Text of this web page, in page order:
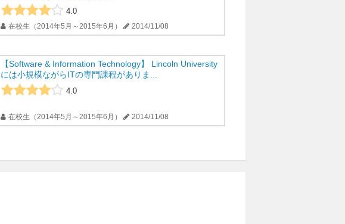
4.0
在校生（2014年5月～2015年6月） 2014/11/08
【Software & Information Technology】 Lincoln University
には小規模ながらITの専門課程がありま...
4.0
在校生（2014年5月～2015年6月） 2014/11/08